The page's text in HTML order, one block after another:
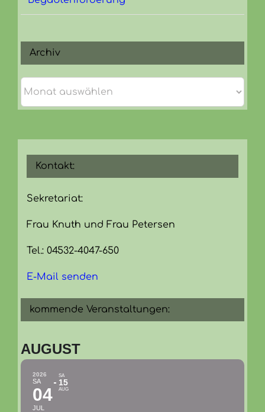
Kontakt:
Sekretariat:
Frau Knuth und Frau Petersen
Tel.: 04532-4047-650
E-Mail senden
kommende Veranstaltungen:
AUGUST
2026
SA
04
JUL
SA
15
AUG
Archiv
Archiv